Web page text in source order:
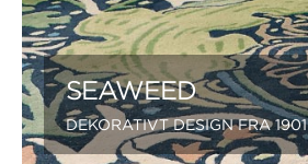
SEAWEED
DEKORATIVT DESIGN FRA 1901